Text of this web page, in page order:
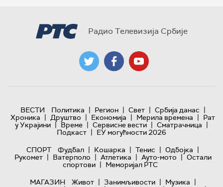
Радио Телевизија Србије
ВЕСТИ Политика | Регион | Свет | Србија данас |
Хроника | Друштво | Економија | Мерила времена | Рат
у Украјини | Време | Сервисне вести | Сматрачница |
Подкаст | ЕУ могућности 2026
СПОРТ
Фудбал | Кошарка | Тенис | Одбојка |
Рукомет | Ватерполо | Атлетика | Ауто-мото | Остали
спортови | Меморијал РТС
МАГАЗИН
Живот | Занимљивости | Музика |